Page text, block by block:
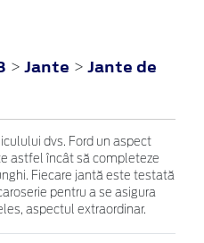
> Jante > Jante de
dvs. Ford un aspect
astfel încât să completeze
Fiecare jantă este testată
pentru a se asigura
aspectul extraordinar.